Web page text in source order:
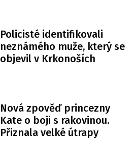
Policisté identifikovali
neznámého muže, který se
objevil v Krkonoších
Nová zpověď princezny
Kate o boji s rakovinou.
Přiznala velké útrapy